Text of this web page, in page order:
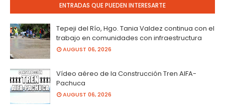
ENTRADAS QUE PUEDEN INTERESARTE
Tepeji del Río, Hgo. Tania Valdez continua con el
trabajo en comunidades con infraestructura
AUGUST 06, 2026
Vídeo aéreo de la Construcción Tren AIFA-
Pachuca
AUGUST 06, 2026